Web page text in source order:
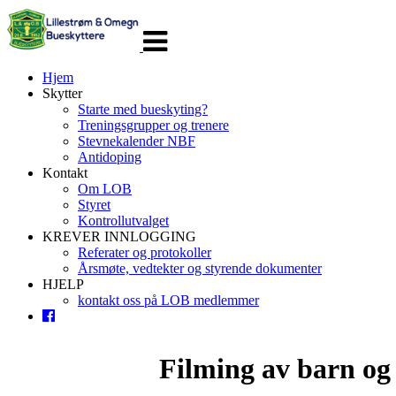
navigasjon
Hjem
Skytter
Starte med bueskyting?
Treningsgrupper og trenere
Stevnekalender NBF
Antidoping
Kontakt
Om LOB
Styret
Kontrollutvalget
KREVER INNLOGGING
Referater og protokoller
Årsmøte, vedtekter og styrende dokumenter
HJELP
kontakt oss på LOB medlemmer
Filming av barn og